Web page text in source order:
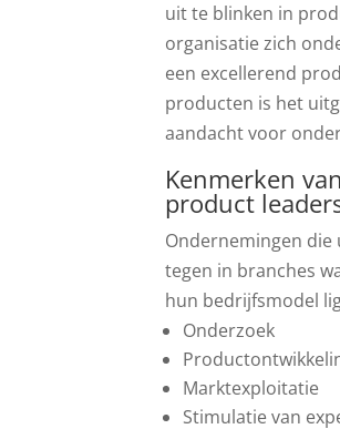
uit te blinken in
organisatie zich
een excellerend
producten is het
aandacht voor
Kenmerken
product
Ondernemingen
tegen in branches
hun bedrijfsmodel
Onderzoek
Marktexploitatie
Stimulatie van